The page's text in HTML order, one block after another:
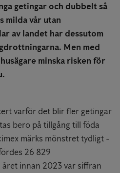
getingar och dubbelt så
milda vår utan
av landet har dessutom
Men med
minska risken för
varför det blir fler getingar
bero på tillgång till föda
märks mönstret tydligt -
26 829
året innan 2023 var siffran